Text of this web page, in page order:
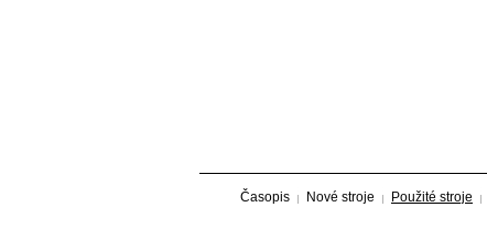
Časopis Nové stroje Použité stroje